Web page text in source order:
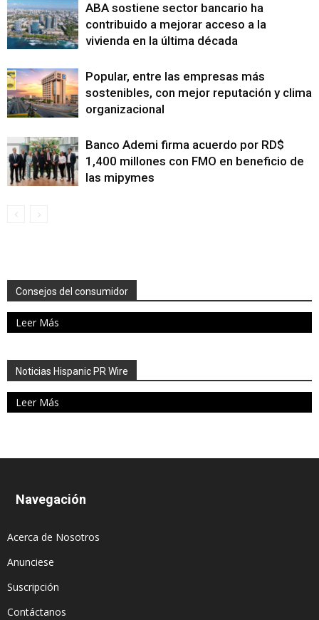
ABA sostiene sector bancario ha
contribuido a mejorar acceso a la
vivienda en la última década
Popular, entre las empresas más
sostenibles, con mejor reputación y clima
organizacional
Banco Ademi firma acuerdo por RD$
1,400 millones con FMO en beneficio de
las mipymes
Consejos del consumidor
Leer Más
Noticias Hispanic PR Wire
Leer Más
Navegación
Acerca de Nosotros
Anunciese
Suscripción
Contáctanos